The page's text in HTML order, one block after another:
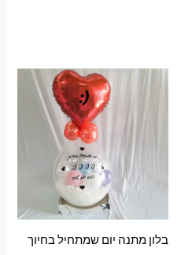
בלון מתנה יום שמתחיל בחיוך